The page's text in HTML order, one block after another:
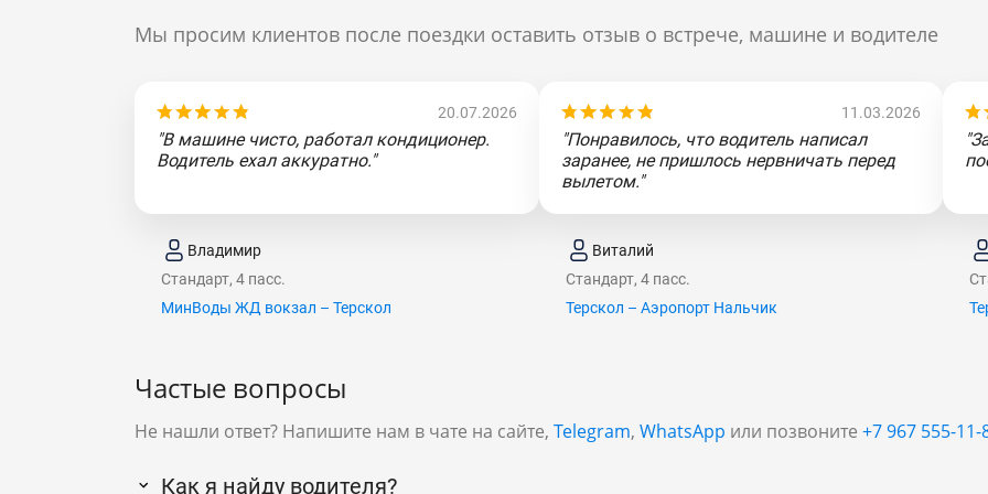
Мы просим клиентов после поездки оставить отзыв о встрече, машине и водителе
20.07.2026
"В машине чисто, работал кондиционер.
Водитель ехал аккуратно."
Владимир
Стандарт, 4 пасс.
МинВоды ЖД вокзал – Терскол
11.03.2026
"Понравилось, что водитель написал
заранее, не пришлось нервничать перед
вылетом."
Виталий
Стандарт, 4 пасс.
Терскол – Аэропорт Нальчик
Частые вопросы
Не нашли ответ? Напишите нам в чате на сайте, Telegram, WhatsApp или позвоните +7 967 555-11-
Как я найду водителя?